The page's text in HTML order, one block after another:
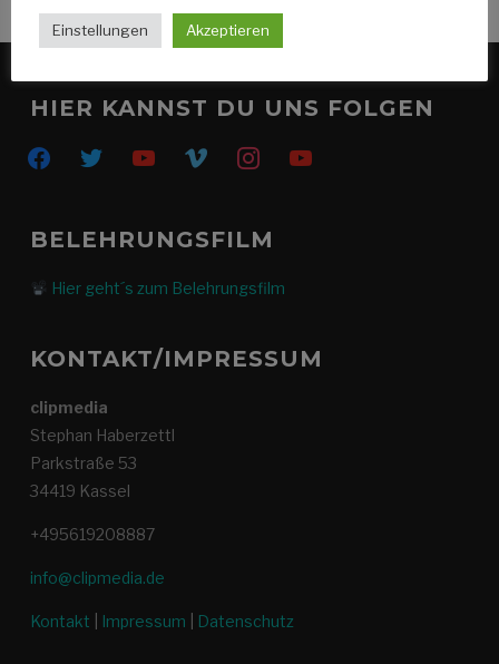
HIER KANNST DU UNS FOLGEN
facebooktwitter youtube vimeo instagramyoutube
BELEHRUNGSFILM
Hier geht´s zum Belehrungsfilm
KONTAKT/IMPRESSUM
clipmedia
Stephan Haberzettl
Parkstraße 53
34419 Kassel
+495619208887
info@clipmedia.de
Kontakt Impressum Datenschutz
Einstellungen Akzeptieren